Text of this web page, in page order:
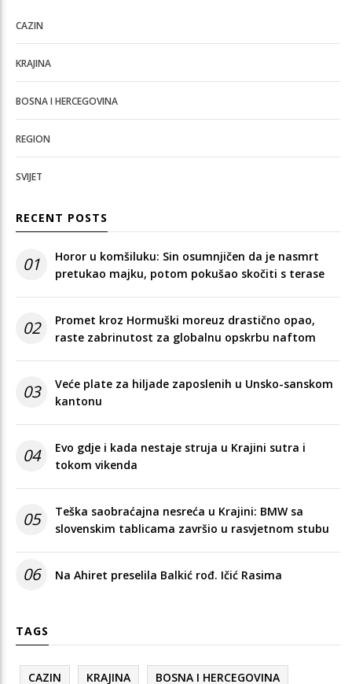
CAZIN
KRAJINA
BOSNA I HERCEGOVINA
REGION
SVIJET
RECENT POSTS
01
Horor u komšiluku: Sin osumnjičen da je nasmrt
pretukao majku, potom pokušao skočiti s terase
02
Promet kroz Hormuški moreuz drastično opao,
raste zabrinutost za globalnu opskrbu naftom
03
Veće plate za hiljade zaposlenih u Unsko-sanskom
kantonu
04
Evo gdje i kada nestaje struja u Krajini sutra i
tokom vikenda
05
Teška saobraćajna nesreća u Krajini: BMW sa
slovenskim tablicama završio u rasvjetnom stubu
06 Na Ahiret preselila Balkić rođ. Ičić Rasima
TAGS
CAZIN KRAJINA BOSNA I HERCEGOVINA